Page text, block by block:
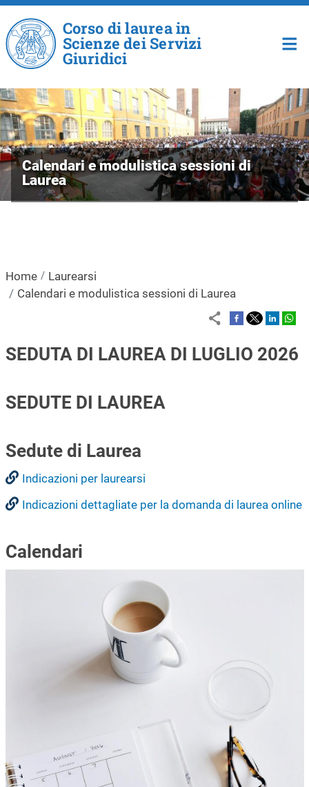
Salta al contenuto principale
Corso di laurea in
Scienze dei Servizi
Giuridici
Calendari e modulistica sessioni di
Laurea
Home
Laurearsi
Calendari e modulistica sessioni di Laurea
SEDUTA DI LAUREA DI LUGLIO 2026
SEDUTE DI LAUREA
Sedute di Laurea
Indicazioni per laurearsi
Indicazioni dettagliate per la domanda di laurea online
Calendari